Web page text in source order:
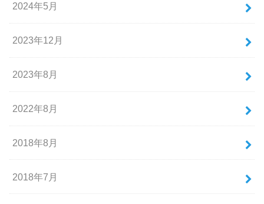
2024年5月
2023年12月
2023年8月
2022年8月
2018年8月
2018年7月